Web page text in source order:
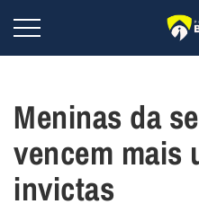
Meninas da
vencem mais
invictas